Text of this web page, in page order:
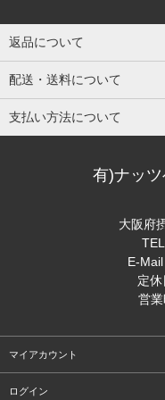
返品について
配送・送料について
支払い方法について
有)ナッ
大阪府
TEL
E-Mail
定
営
マイアカウント
ログイン